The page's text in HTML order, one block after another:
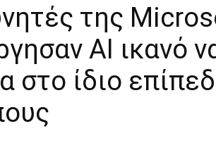
της
AI ικανό
στο ίδιο